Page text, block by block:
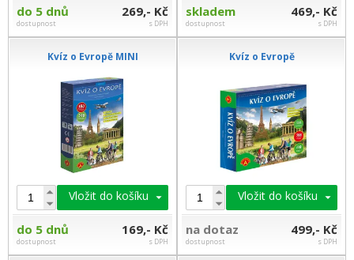
do 5 dnů
dostupnost
269,- Kč
s DPH
skladem
dostupnost
469,- Kč
s DPH
Kvíz o Evropě MINI
Vložit do košíku
do 5 dnů
dostupnost
169,- Kč
s DPH
Kvíz o Evropě
Vložit do košíku
na dotaz
dostupnost
499,- Kč
s DPH